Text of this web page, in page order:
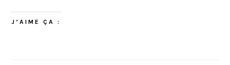
J’AIME ÇA :